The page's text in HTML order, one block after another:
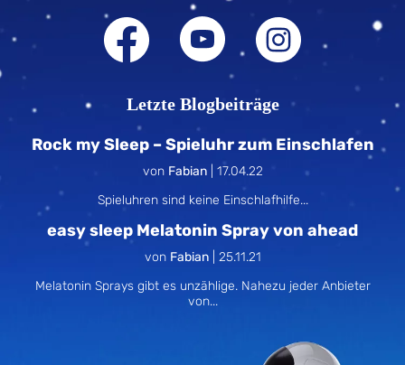
Letzte Blogbeiträge
Rock my Sleep – Spieluhr zum Einschlafen
von Fabian| 17.04.22
Spieluhren sind keine Einschlafhilfe...
easy sleep Melatonin Spray von ahead
von Fabian| 25.11.21
Melatonin Sprays gibt es unzählige. Nahezu jeder Anbieter
von...